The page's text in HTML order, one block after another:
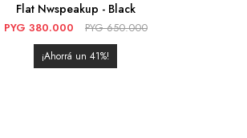
Flat Nwspeakup - Black
PYG 380.000 PYG 650.000
41